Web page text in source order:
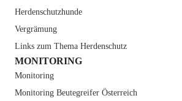
Herdenschutz­hunde
Vergrämung
Links zum Thema Herdenschutz
MONITORING
Monitoring
Monitoring Beutegreifer Österreich